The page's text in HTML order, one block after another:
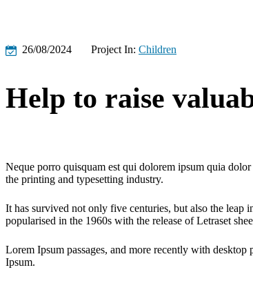
26/08/2024 Project In: Children
Help to raise
Neque porro quisquam est qui dolorem ipsum quia
the printing and typesetting industry.
It has survived not only five centuries, but also the leap
popularised in the 1960s with the release of Letraset
Lorem Ipsum passages, and more recently with
Ipsum.